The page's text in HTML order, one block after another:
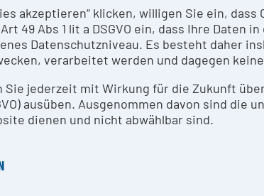
akzeptieren“ klicken, willigen Sie ein,
49 Abs 1 lit a DSGVO ein, dass Ihre
Datenschutzniveau. Es besteht daher
verarbeitet werden und dagegen
jederzeit mit Wirkung für die Zukunft
ausüben. Ausgenommen davon sind
dienen und nicht abwählbar sind.